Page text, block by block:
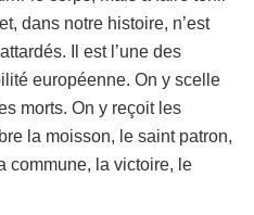
dans notre histoire, n’est
Il est l’une des
européenne. On y scelle
morts. On y reçoit les
la moisson, le saint patron,
commune, la victoire, le